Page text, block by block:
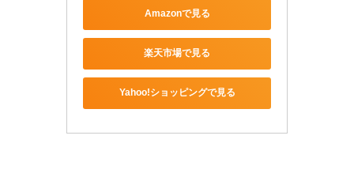
Amazonで見る
楽天市場で見る
Yahoo!ショッピングで見る